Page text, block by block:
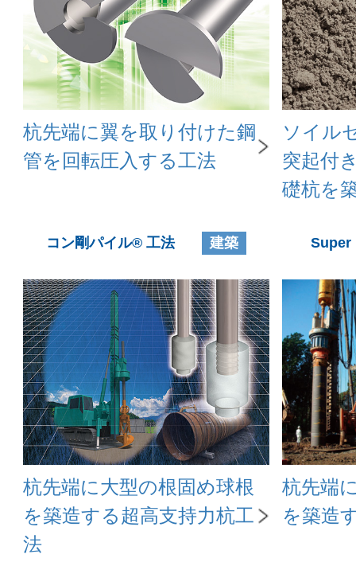
杭先端に翼を取り付けた鋼
管を回転圧入する工法
ソイル
突起付
礎杭を
コン剛パイル® 工法 建築
杭先端に大型の根固め球根
を築造する超高支持力杭工
法
Super
杭先端
を築造